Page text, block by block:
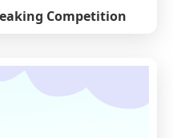
Competition